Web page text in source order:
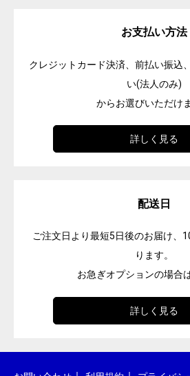
お支払い方法
クレジットカード決済、前払い振込
い(法人のみ)
からお選びいただけ
詳しく見る
配送日
ご注文日より最短5日後のお届け、
ります。
お急ぎオプションの場合
詳しく見る